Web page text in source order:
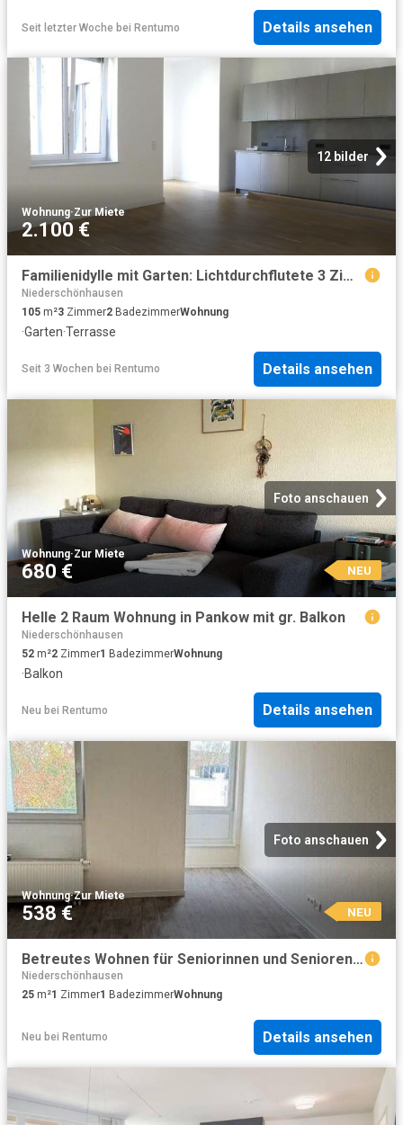
Seit letzter Woche bei Rentumo Details ansehen
12 bilder
Wohnung·Zur Miete
2.100 €
Familienidylle mit Garten: Lichtdurchflutete 3 Zimmer Maisonette in begehrter Lage von Berlin Niederschönhausen
Niederschönhausen
105 m²3 Zimmer2 BadezimmerWohnung
·Garten·Terrasse
Seit 3 Wochen bei Rentumo Details ansehen
Foto anschauen
Wohnung·Zur Miete
680 € NEU
Helle 2 Raum Wohnung in Pankow mit gr. Balkon
Niederschönhausen
52 m²2 Zimmer1 BadezimmerWohnung
·Balkon
Neu bei Rentumo Details ansehen
Foto anschauen
Wohnung·Zur Miete
538 € NEU
Betreutes Wohnen für Seniorinnen und Senioren Selbstständig wohnen mit individueller Unterstützung in Berlin Pankow
Niederschönhausen
25 m²1 Zimmer1 BadezimmerWohnung
Neu bei Rentumo Details ansehen